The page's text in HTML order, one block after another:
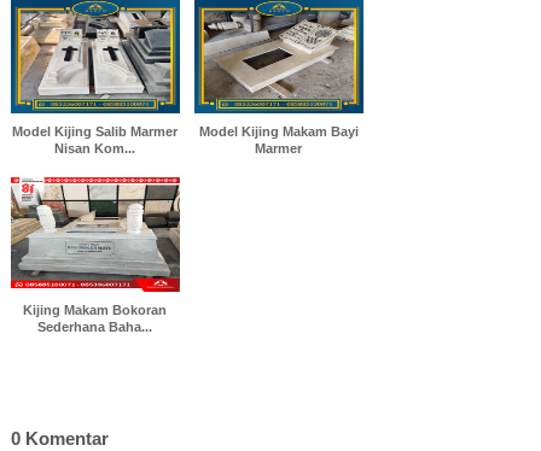
Model Kijing Salib Marmer
Nisan Kom...
Model Kijing Makam Bayi
Marmer
Kijing Makam Bokoran
Sederhana Baha...
0 Komentar